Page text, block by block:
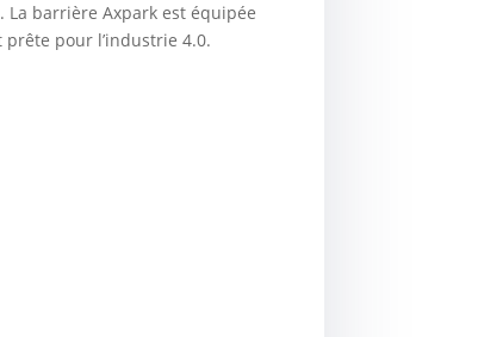
La barrière Axpark est équipée
pour l’industrie 4.0.